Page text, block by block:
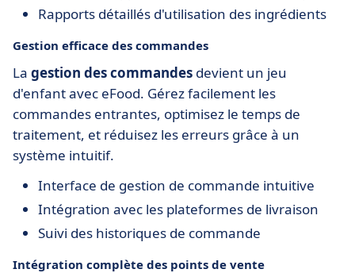
Rapports détaillés d'utilisation des ingrédients
Gestion efficace des commandes
La gestion des commandes devient un jeu
d'enfant avec eFood. Gérez facilement les
commandes entrantes, optimisez le temps de
traitement, et réduisez les erreurs grâce à un
système intuitif.
Interface de gestion de commande intuitive
Intégration avec les plateformes de livraison
Suivi des historiques de commande
Intégration complète des points de vente